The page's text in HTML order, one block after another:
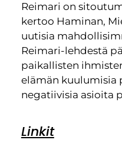
Reimari on
kertoo Haminan,
uutisia
Reimari-lehdestä
paikallisten
elämän kuulumisia
negatiivisia asioita
Linkit